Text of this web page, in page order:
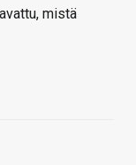
mistä